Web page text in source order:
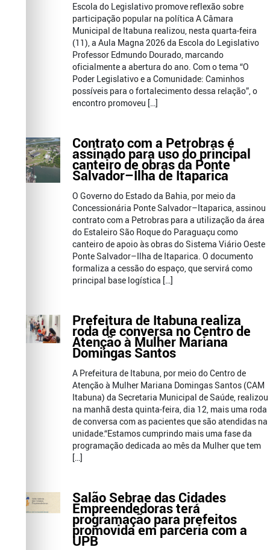
Escola do Legislativo promove reflexão sobre
participação popular na política A Câmara
Municipal de Itabuna realizou, nesta quarta-feira
(11), a Aula Magna 2026 da Escola do Legislativo
Professor Edmundo Dourado, marcando
oficialmente a abertura do ano. Com o tema “O
Poder Legislativo e a Comunidade: Caminhos
possíveis para o fortalecimento dessa relação”, o
encontro promoveu […]
Contrato com a Petrobras é
assinado para uso do principal
canteiro de obras da Ponte
Salvador–Ilha de Itaparica
O Governo do Estado da Bahia, por meio da
Concessionária Ponte Salvador–Itaparica, assinou
contrato com a Petrobras para a utilização da área
do Estaleiro São Roque do Paraguaçu como
canteiro de apoio às obras do Sistema Viário Oeste
Ponte Salvador–Ilha de Itaparica. O documento
formaliza a cessão do espaço, que servirá como
principal base logística […]
Prefeitura de Itabuna realiza
roda de conversa no Centro de
Atenção à Mulher Mariana
Domingas Santos
A Prefeitura de Itabuna, por meio do Centro de
Atenção à Mulher Mariana Domingas Santos (CAM
Itabuna) da Secretaria Municipal de Saúde, realizou
na manhã desta quinta-feira, dia 12, mais uma roda
de conversa com as pacientes que são atendidas na
unidade.“Estamos cumprindo mais uma fase da
programação dedicada ao mês da Mulher que tem
[…]
Salão Sebrae das Cidades
Empreendedoras terá
programação para prefeitos
promovida em parceria com a
UPB